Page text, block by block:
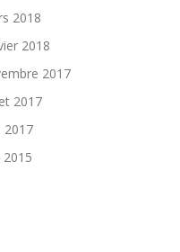
2018
2018
2017
2017
2017
2015